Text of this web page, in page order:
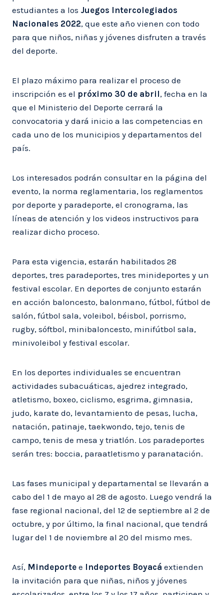
estudiantes a los Juegos Intercolegiados
Nacionales 2022, que este año vienen con todo
para que niños, niñas y jóvenes disfruten a través
del deporte.
El plazo máximo para realizar el proceso de
inscripción es el próximo 30 de abril, fecha en la
que el Ministerio del Deporte cerrará la
convocatoria y dará inicio a las competencias en
cada uno de los municipios y departamentos del
país.
Los interesados podrán consultar en la página del
evento, la norma reglamentaria, los reglamentos
por deporte y paradeporte, el cronograma, las
líneas de atención y los videos instructivos para
realizar dicho proceso.
Para esta vigencia, estarán habilitados 28
deportes, tres paradeportes, tres minideportes y un
festival escolar. En deportes de conjunto estarán
en acción baloncesto, balonmano, fútbol, fútbol de
salón, fútbol sala, voleibol, béisbol, porrismo,
rugby, sóftbol, minibaloncesto, minifútbol sala,
minivoleibol y festival escolar.
En los deportes individuales se encuentran
actividades subacuáticas, ajedrez integrado,
atletismo, boxeo, ciclismo, esgrima, gimnasia,
judo, karate do, levantamiento de pesas, lucha,
natación, patinaje, taekwondo, tejo, tenis de
campo, tenis de mesa y triatlón. Los paradeportes
serán tres: boccia, paraatletismo y paranatación.
Las fases municipal y departamental se llevarán a
cabo del 1 de mayo al 28 de agosto. Luego vendrá la
fase regional nacional, del 12 de septiembre al 2 de
octubre, y por último, la final nacional, que tendrá
lugar del 1 de noviembre al 20 del mismo mes.
Así, Mindeporte e Indeportes Boyacá extienden
la invitación para que niñas, niños y jóvenes